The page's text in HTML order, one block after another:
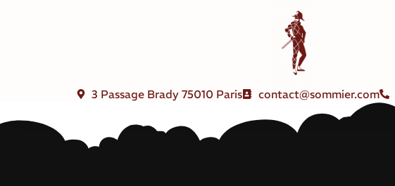
3 Passage Brady 75010 Paris contact@sommier.com